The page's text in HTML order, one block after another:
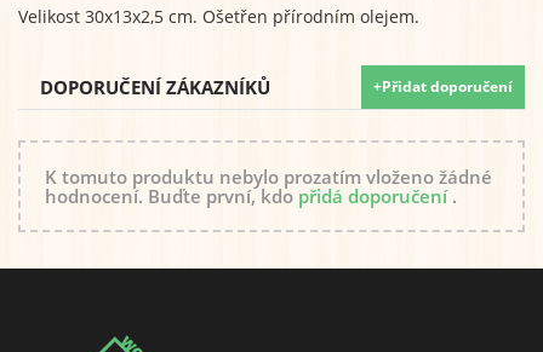
Velikost 30x13x2,5 cm. Ošetřen přírodním olejem.
DOPORUČENÍ ZÁKAZNÍKŮ +Přidat doporučení
K tomuto produktu nebylo prozatím vloženo žádné
hodnocení. Buďte první, kdo přidá doporučení.